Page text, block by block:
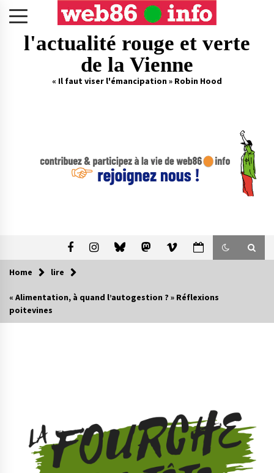
l'actualité rouge et verte
de la Vienne
« Il faut viser l'émancipation » Robin Hood
Home lire
« Alimentation, à quand l’autogestion ? » Réflexions
poitevines